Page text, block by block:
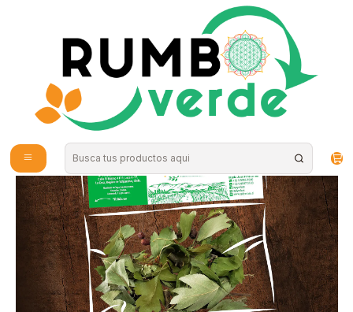
Envío gratis por compras sobre los 59.990 en la provincia de Santiago
Hierbas Medicinales